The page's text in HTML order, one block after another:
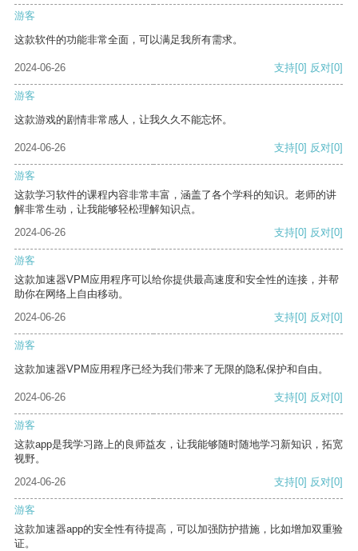
游客
这款软件的功能非常全面，可以满足我所有需求。
2024-06-26 支持[0] 反对[0]
游客
这款游戏的剧情非常感人，让我久久不能忘怀。
2024-06-26 支持[0] 反对[0]
游客
这款学习软件的课程内容非常丰富，涵盖了各个学科的知识。老师的讲
解非常生动，让我能够轻松理解知识点。
2024-06-26
支持[0] 反对[0]
游客
这款加速器VPM应用程序可以给你提供最高速度和安全性的连接，并帮
助你在网络上自由移动。
2024-06-26
支持[0] 反对[0]
游客
这款加速器VPM应用程序已经为我们带来了无限的隐私保护和自由。
2024-06-26 支持[0] 反对[0]
游客
这款app是我学习路上的良师益友，让我能够随时随地学习新知识，拓宽
视野。
2024-06-26
支持[0] 反对[0]
游客
这款加速器app的安全性有待提高，可以加强防护措施，比如增加双重验
证。